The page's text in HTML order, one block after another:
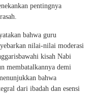
pentingnya
bahwa guru
nilai-nilai moderasi
kisah Nabi
membatalkannya demi
bahwa
dari ibadah dan esensi